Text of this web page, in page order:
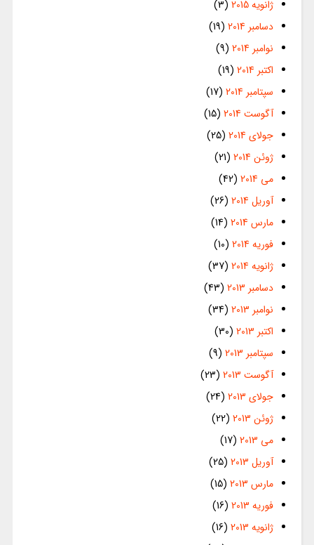
ژانویه 2015
(3)
دسامبر 2014
(19)
نوامبر 2014
(9)
اکتبر 2014
(19)
سپتامبر 2014
(17)
آگوست 2014
(15)
جولای 2014
(25)
ژوئن 2014
(21)
می 2014
(42)
آوریل 2014
(26)
مارس 2014
(14)
فوریه 2014
(10)
ژانویه 2014
(37)
دسامبر 2013
(43)
نوامبر 2013
(34)
اکتبر 2013
(30)
سپتامبر 2013
(9)
آگوست 2013
(23)
جولای 2013
(24)
ژوئن 2013
(22)
می 2013
(17)
آوریل 2013
(25)
مارس 2013
(15)
فوریه 2013
(16)
ژانویه 2013
(16)